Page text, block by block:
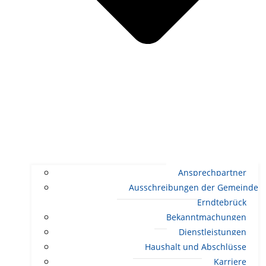
Ansprechpartner
Ausschreibungen der Gemeinde
Erndtebrück
Bekanntmachungen
Dienstleistungen
Haushalt und Abschlüsse
Karriere